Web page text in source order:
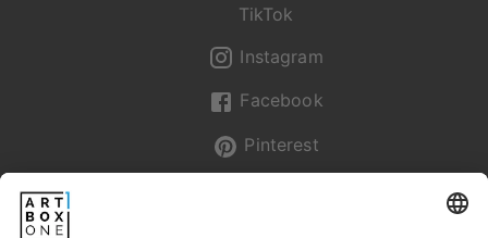
TikTok
Instagram
Facebook
Pinterest